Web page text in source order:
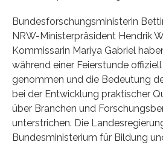
Bundesforschungsministerin
NRW-Ministerpräsident Hendrik
Kommissarin Mariya Gabriel
während einer Feierstunde
genommen und die Bedeutung
bei der Entwicklung praktischer
über Branchen und
unterstrichen. Die
Bundesministerium für Bildung